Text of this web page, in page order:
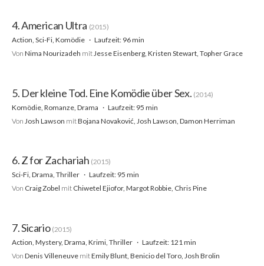
4. American Ultra (2015)
Action, Sci-Fi, Komödie
Laufzeit: 96 min
Von Nima Nourizadeh mitJesse Eisenberg, Kristen Stewart, Topher Grace
5. Der kleine Tod. Eine Komödie über Sex. (2014)
Komödie, Romanze, Drama
Laufzeit: 95 min
Von Josh Lawson mitBojana Novaković, Josh Lawson, Damon Herriman
6. Z for Zachariah (2015)
Sci-Fi, Drama, Thriller
Laufzeit: 95 min
Von Craig Zobel mit Chiwetel Ejiofor, Margot Robbie, Chris Pine
7. Sicario (2015)
Action, Mystery, Drama, Krimi, Thriller
Laufzeit: 121 min
Von Denis Villeneuve mitEmily Blunt, Benicio del Toro, Josh Brolin